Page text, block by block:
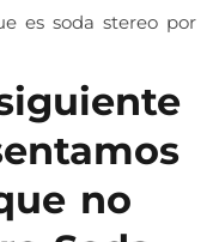
es soda stereo por
no